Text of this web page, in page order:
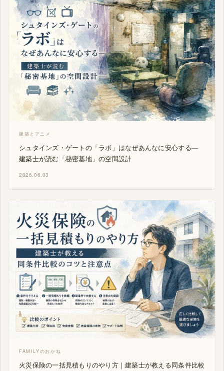
建築とアニメ
シュタインズ・ゲートの「ラボ」はなぜあんなに安心する―
建築士が読む「秘密基地」の空間設計
2026.06.03
FAMILYのおかね
火災保険の一括見積もりのやり方｜建築士が教える同条件比較